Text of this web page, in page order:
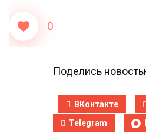
0
Поделись
ВКонтакте
Telegram